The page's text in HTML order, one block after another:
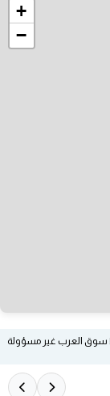
+
−
سوق العرب غير مسؤولة